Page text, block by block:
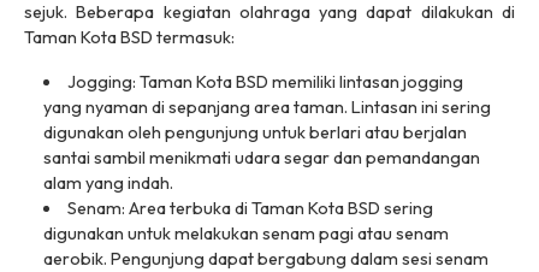
sejuk. Beberapa kegiatan olahraga yang dapat dilakukan di
Taman Kota BSD termasuk:
Jogging: Taman Kota BSD memiliki lintasan jogging
yang nyaman di sepanjang area taman. Lintasan ini sering
digunakan oleh pengunjung untuk berlari atau berjalan
santai sambil menikmati udara segar dan pemandangan
alam yang indah.
Senam: Area terbuka di Taman Kota BSD sering
digunakan untuk melakukan senam pagi atau senam
aerobik. Pengunjung dapat bergabung dalam sesi senam